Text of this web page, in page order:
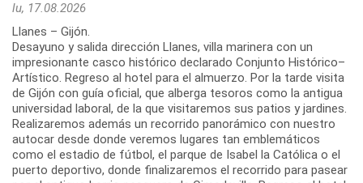
lu, 17.08.2026
Llanes – Gijón.
Desayuno y salida dirección Llanes, villa marinera con un
impresionante casco histórico declarado Conjunto Histórico–
Artístico. Regreso al hotel para el almuerzo. Por la tarde visita
de Gijón con guía oficial, que alberga tesoros como la antigua
universidad laboral, de la que visitaremos sus patios y jardines.
Realizaremos además un recorrido panorámico con nuestro
autocar desde donde veremos lugares tan emblemáticos
como el estadio de fútbol, el parque de Isabel la Católica o el
puerto deportivo, donde finalizaremos el recorrido para pasear